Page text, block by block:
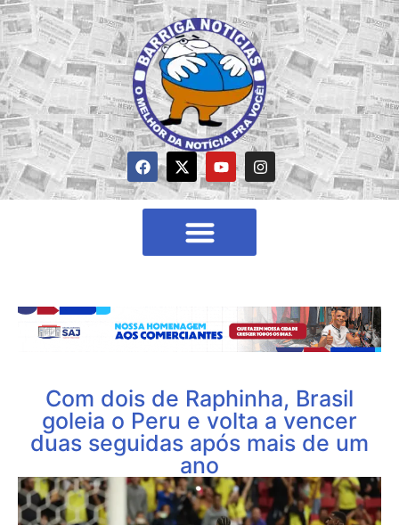
Com dois de Raphinha, Brasil
goleia o Peru e volta a vencer
duas seguidas após mais de um
ano